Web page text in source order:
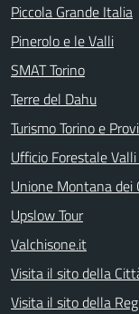
Piccola Grande Italia
Pinerolo e le Valli
SMAT Torino
Terre del Dahu
Turismo Torino e
Ufficio Forestale
Unione Montana dei
Upslow Tour
Valchisone.it
Visita il sito della
Visita il sito della